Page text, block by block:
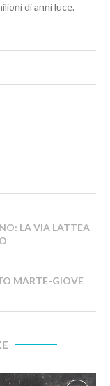
di anni luce.
LA VIA LATTEA
MARTE-GIOVE